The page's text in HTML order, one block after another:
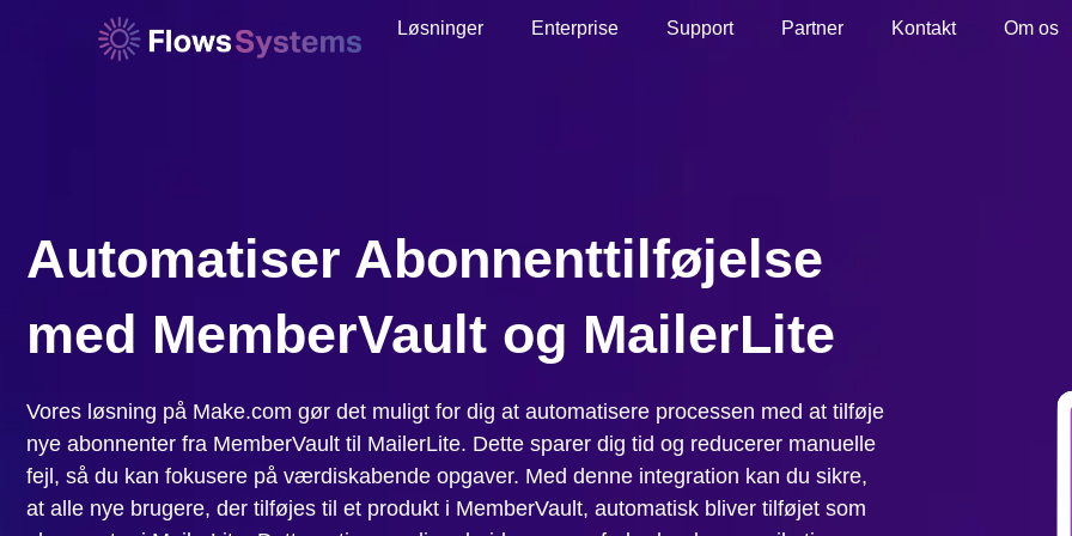
Løsninger Enterprise Support Partner Kontakt Om os
Automatiser Abonnenttilføjelse
med MemberVault og MailerLite
Vores løsning på Make.com gør det muligt for dig at automatisere processen med at tilføje
nye abonnenter fra MemberVault til MailerLite. Dette sparer dig tid og reducerer manuelle
fejl, så du kan fokusere på værdiskabende opgaver. Med denne integration kan du sikre,
at alle nye brugere, der tilføjes til et produkt i MemberVault, automatisk bliver tilføjet som